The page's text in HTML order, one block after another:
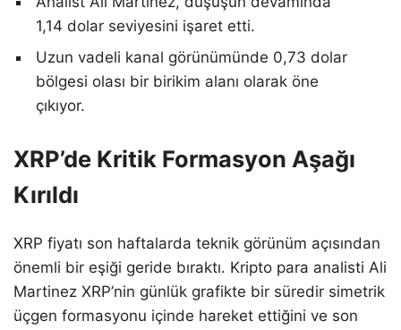
1,14 dolar seviyesini işaret etti.
Uzun vadeli kanal görünümünde 0,73 dolar
bölgesi olası bir birikim alanı olarak öne
çıkıyor.
XRP’de Kritik Formasyon Aşağı
Kırıldı
XRP fiyatı son haftalarda teknik görünüm açısından
önemli bir eşiği geride bıraktı. Kripto para analisti Ali
Martinez XRP’nin günlük grafikte bir süredir simetrik
üçgen formasyonu içinde hareket ettiğini ve son